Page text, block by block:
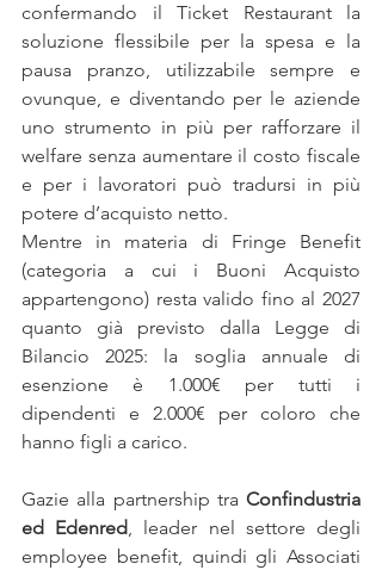
confermando il Ticket Restaurant la
soluzione flessibile per la spesa e la
pausa pranzo, utilizzabile sempre e
ovunque, e diventando per le aziende
uno strumento in più per rafforzare il
welfare senza aumentare il costo fiscale
e per i lavoratori può tradursi in più
potere d’acquisto netto.
Mentre in materia di Fringe Benefit
(categoria a cui i Buoni Acquisto
appartengono) resta valido fino al 2027
quanto già previsto dalla Legge di
Bilancio 2025: la soglia annuale di
esenzione è 1.000€ per tutti i
dipendenti e 2.000€ per coloro che
hanno figli a carico.
Gazie alla partnership tra Confindustria
ed Edenred, leader nel settore degli
employee benefit, quindi gli Associati